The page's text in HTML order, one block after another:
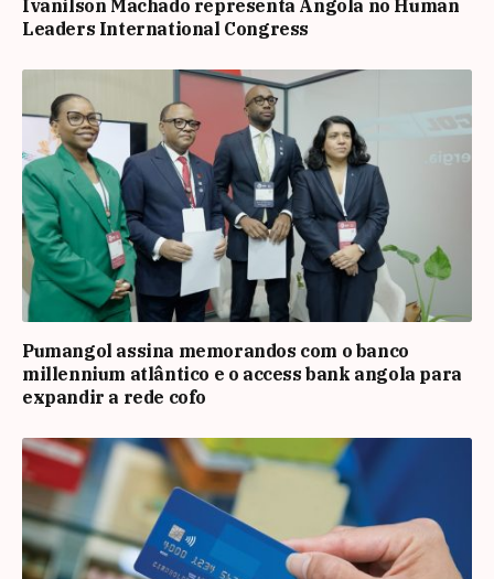
Ivanilson Machado representa Angola no Human
Leaders International Congress
Pumangol assina memorandos com o banco
millennium atlântico e o access bank angola para
expandir a rede cofo